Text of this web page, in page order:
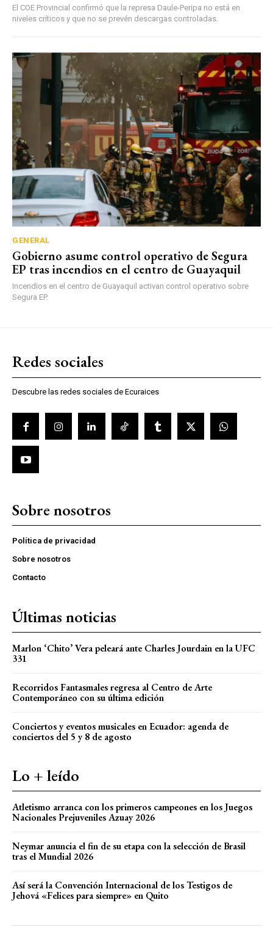
El COE Provincial confirmó que la represa Daule-Peripa no está en
niveles críticos y que no se prevén descargas controladas.
GENERAL
Gobierno asume control operativo de Segura
EP tras incendios en el centro de Guayaquil
Incendios en el centro de Guayaquil activan control operativo sobre
Segura EP.
Redes sociales
Descubre las redes sociales de Ecuraices
Sobre nosotros
Política de privacidad
Sobre nosotros
Contacto
Últimas noticias
Marlon ‘Chito’ Vera peleará ante Charles Jourdain en la UFC
331
Recorridos Fantasmales regresa al Centro de Arte
Contemporáneo con su última edición
Conciertos y eventos musicales en Ecuador: agenda de
conciertos del 5 y 8 de agosto
Lo + leído
Atletismo arranca con los primeros campeones en los Juegos
Nacionales Prejuveniles Azuay 2026
Neymar anuncia el fin de su etapa con la selección de Brasil
tras el Mundial 2026
Así será la Convención Internacional de los Testigos de
Jehová «Felices para siempre» en Quito